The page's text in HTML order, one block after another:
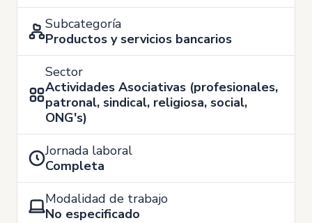
Subcategoría
Productos y servicios bancarios
Sector
Actividades Asociativas (profesionales,
patronal, sindical, religiosa, social,
ONG's)
Jornada laboral
Completa
Modalidad de trabajo
No especificado